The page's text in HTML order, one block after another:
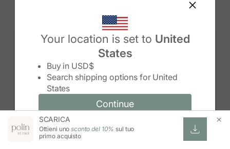
Your location is set to United
States
Buy in USD$
Search shipping options for United
States
Continue
Change country/region and language
Change country/region
Continue
TONGA (TOP T$)
TRINIDAD E TOBAGO (TTD $)
TUNISIA (USD $)
TURCHIA (TRY ₺)
TURKMENISTAN (USD $)
UNGHERIA (EUR €)
UZBEKISTAN (UZS SO'M)
VANUATU (VUV VT)
VIETNAM (VND ₫)
WALLIS E FUTUNA (XPF FR)
SCARICA
Ottieni unosconto del 10% sul tuo
primo acquisto